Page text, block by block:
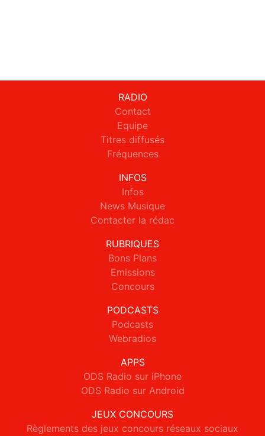
RADIO
Contact
Equipe
Titres diffusés
Fréquences
INFOS
Infos
News Musique
Contacter la rédac
RUBRIQUES
Bons Plans
Emissions
Concours
PODCASTS
Podcasts
Webradios
APPS
ODS Radio sur iPhone
ODS Radio sur Android
JEUX CONCOURS
Règlements des jeux concours réseaux sociaux